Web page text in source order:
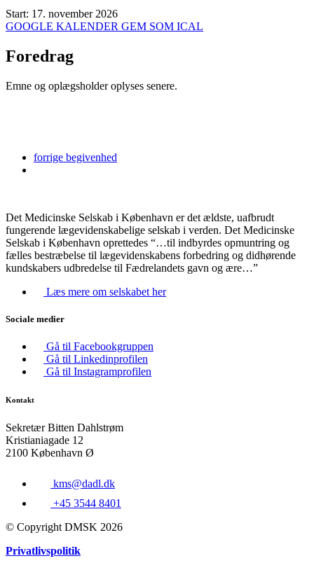
Start: 17. november 2026
GOOGLE KALENDER GEM SOM ICAL
Foredrag
Emne og oplægsholder oplyses senere.
forrige begivenhed
Det Medicinske Selskab i København er det ældste, uafbrudt
fungerende lægevidenskabelige selskab i verden. Det Medicinske
Selskab i København oprettedes “…til indbyrdes opmuntring og
fælles bestræbelse til lægevidenskabens forbedring og didhørende
kundskabers udbredelse til Fædrelandets gavn og ære…”
Læs mere om selskabet her
Sociale medier
Gå til Facebookgruppen
Gå til Linkedinprofilen
Gå til Instagramprofilen
Kontakt
Sekretær Bitten Dahlstrøm
Kristianiagade 12
2100 København Ø
kms@dadl.dk
+45 3544 8401
© Copyright DMSK 2026
Privatlivspolitik